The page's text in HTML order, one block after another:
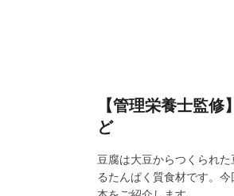
【管理栄養士監
ど
豆腐は大豆からつくられ
るたんぱく質食材です。